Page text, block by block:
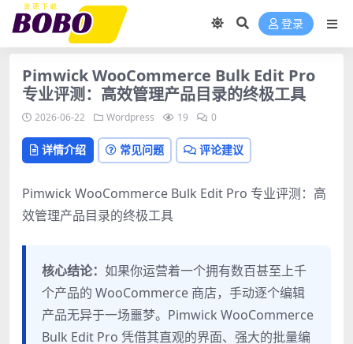
登录
Pimwick WooCommerce Bulk Edit Pro
专业评测：高效管理产品目录的终极工具
2026-06-22 Wordpress 19 0
详情介绍 常见问题 评论建议
Pimwick WooCommerce Bulk Edit Pro 专业评测：高
效管理产品目录的终极工具
核心结论： 如果你运营着一个拥有数百甚至上千
个产品的 WooCommerce 商店，手动逐个编辑
产品无异于一场噩梦。Pimwick WooCommerce
Bulk Edit Pro 凭借其直观的界面、强大的批量编